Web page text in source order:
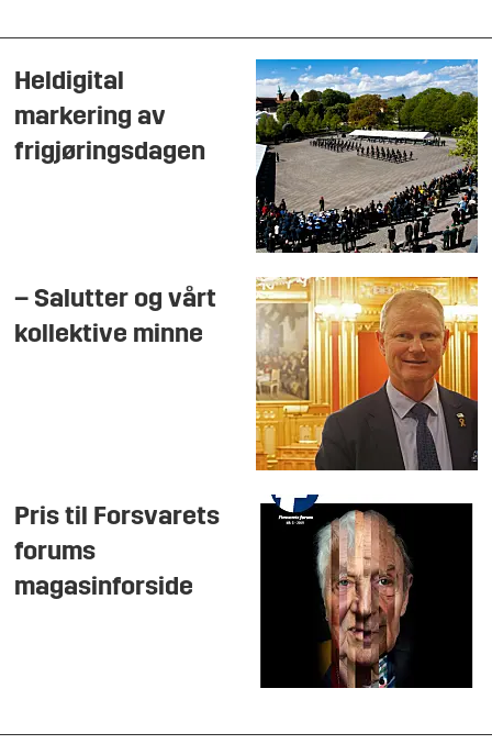
Heldigital
markering av
frigjøringsdagen
– Salutter og vårt
kollektive minne
Pris til Forsvarets
forums
magasinforside